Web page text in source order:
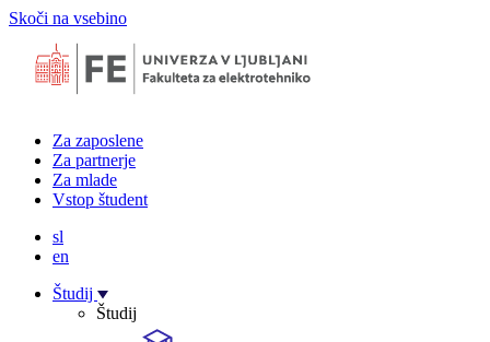
Skoči na vsebino
Za zaposlene
Za partnerje
Za mlade
Vstop študent
sl
en
Študij
Študij